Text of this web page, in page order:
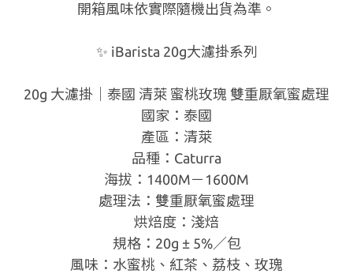
開箱風味依實際隨機出貨為準。
✨ iBarista 20g大濾掛系列
20g 大濾掛｜泰國 清萊 蜜桃玫瑰 雙重厭氧蜜處理
國家：泰國
產區：清萊
品種：Caturra
海拔：1400M－1600M
處理法：雙重厭氧蜜處理
烘焙度：淺焙
規格：20g ± 5%／包
風味：水蜜桃、紅茶、荔枝、玫瑰